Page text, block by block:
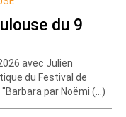
du 9
avec Julien
du Festival de
par Noëmi (…)